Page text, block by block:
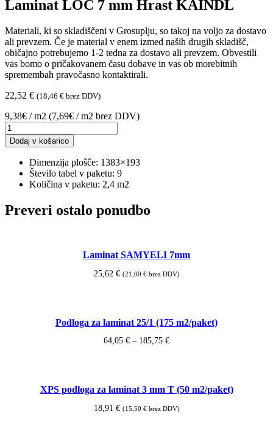
Laminat LOC 7 mm Hrast KAINDL
Materiali, ki so skladiščeni v Grosuplju, so takoj na voljo za dostavo
ali prevzem. Če je material v enem izmed naših drugih skladišč,
običajno potrebujemo 1-2 tedna za dostavo ali prevzem. Obvestili
vas bomo o pričakovanem času dobave in vas ob morebitnih
spremembah pravočasno kontaktirali.
22,52 € (18,46 € brez DDV)
9,38€ / m2 (7,69€ / m2 brez DDV)
Laminat
LOC
7
Hrast
KAINDL
Dodaj v košarico
Dimenzija plošče: 1383×193
Število tabel v paketu: 9
Količina v paketu: 2,4 m2
Preveri ostalo ponudbo
Laminat SAMYELI 7mm
25,62 € (21,00 €brez DDV)
Podloga za laminat 25/1 (175 m2/paket)
64,05 € – 185,75 €Cenovni
185,75 €
več
različic.
Možnosti
XPS podloga za laminat 3 mm T (50 m2/paket)
18,91 € (15,50 €brez DDV)